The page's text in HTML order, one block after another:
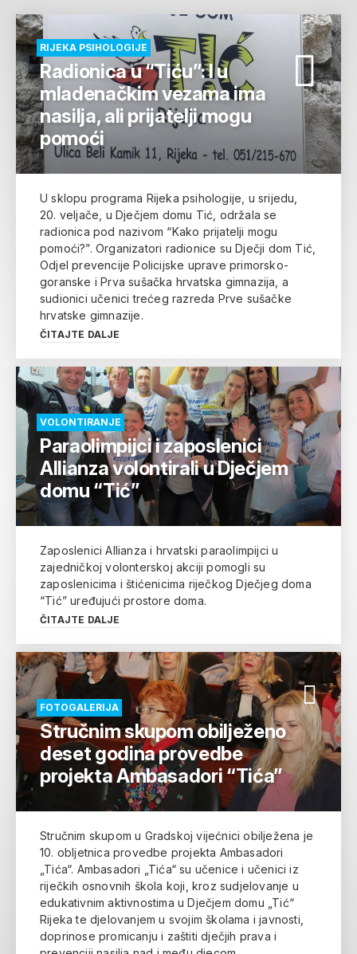
RIJEKA PSIHOLOGIJE
Radionica u “Tiću”: I u
mladenačkim vezama ima
nasilja, ali prijatelji mogu
pomoći
U sklopu programa Rijeka psihologije, u srijedu,
20. veljače, u Dječjem domu Tić, održala se
radionica pod nazivom “Kako prijatelji mogu
pomoći?”. Organizatori radionice su Dječji dom Tić,
Odjel prevencije Policijske uprave primorsko-
goranske i Prva sušačka hrvatska gimnazija, a
sudionici učenici trećeg razreda Prve sušačke
hrvatske gimnazije.
ČITAJTE DALJE
VOLONTIRANJE
Paraolimpijci i zaposlenici
Allianza volontirali u Dječjem
domu “Tić”
Zaposlenici Allianza i hrvatski paraolimpijci u
zajedničkoj volonterskoj akciji pomogli su
zaposlenicima i štićenicima riječkog Dječjeg doma
“Tić” uređujući prostore doma.
ČITAJTE DALJE
FOTOGALERIJA
Stručnim skupom obilježeno
deset godina provedbe
projekta Ambasadori “Tića”
Stručnim skupom u Gradskoj vijećnici obilježena je
10. obljetnica provedbe projekta Ambasadori
„Tića“. Ambasadori „Tića“ su učenice i učenici iz
riječkih osnovnih škola koji, kroz sudjelovanje u
edukativnim aktivnostima u Dječjem domu „Tić“
Rijeka te djelovanjem u svojim školama i javnosti,
doprinose promicanju i zaštiti dječjih prava i